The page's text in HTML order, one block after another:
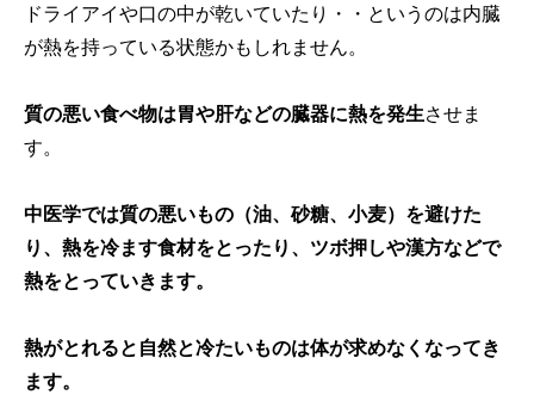
ドライアイや口の中が乾いていたり・・というのは内臓
が熱を持っている状態かもしれません。
質の悪い食べ物は胃や肝などの臓器に熱を発生させま
す。
中医学では質の悪いもの（油、砂糖、小麦）を避けた
り、熱を冷ます食材をとったり、ツボ押しや漢方などで
熱をとっていきます。
熱がとれると自然と冷たいものは体が求めなくなってき
ます。